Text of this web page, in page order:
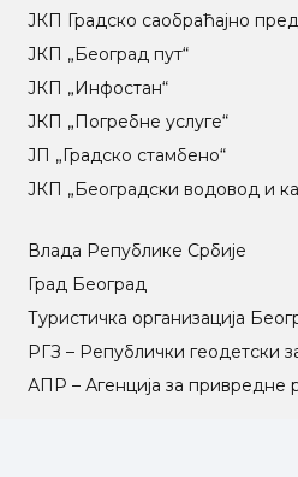
ЈКП Градско саобраћајно
ЈКП „Београд пут“
ЈКП „Инфостан“
ЈКП „Погребне услуге“
ЈП „Градско стамбено“
ЈКП „Београдски водовод и
Влада Републике Србије
Град Београд
Туристичка организација
РГЗ – Републички геодетски
АПР – Агенција за привредне